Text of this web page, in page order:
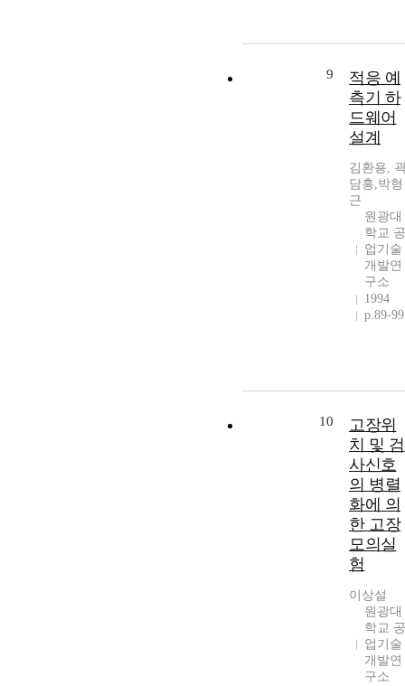
9
적응 예
측기 하
드웨어
설계
김환용,
담홍,박형
근
원광대
학교 공
업기술
개발연
구소
1994
p.89-99
10
고장위
치 및 검
사신호
의 병렬
화에 의
한 고장
모의실
험
이상설
원광대
학교 공
업기술
개발연
구소